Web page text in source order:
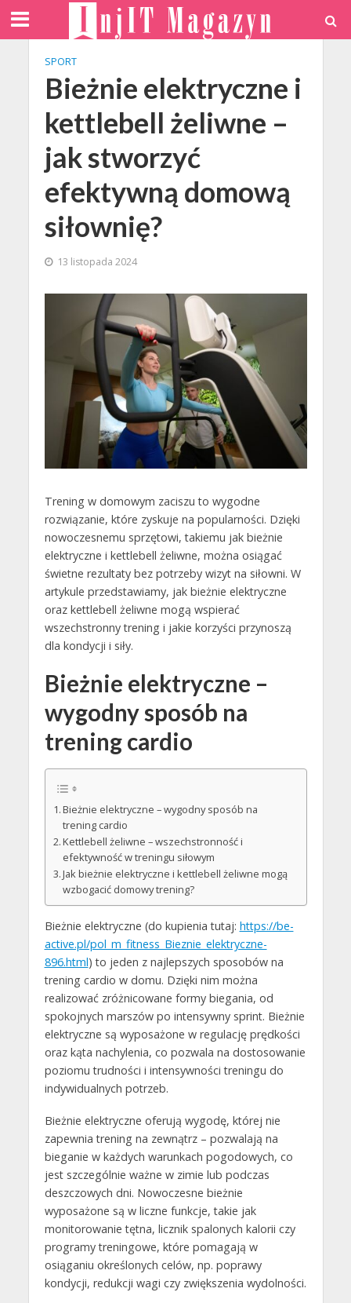
SPORT
Bieżnie elektryczne i
kettlebell żeliwne –
jak stworzyć
efektywną domową
siłownię?
13 listopada 2024
Trening w domowym zaciszu to wygodne
rozwiązanie, które zyskuje na popularności. Dzięki
nowoczesnemu sprzętowi, takiemu jak bieżnie
elektryczne i kettlebell żeliwne, można osiągać
świetne rezultaty bez potrzeby wizyt na siłowni. W
artykule przedstawiamy, jak bieżnie elektryczne
oraz kettlebell żeliwne mogą wspierać
wszechstronny trening i jakie korzyści przynoszą
dla kondycji i siły.
Bieżnie elektryczne –
wygodny sposób na
trening cardio
Bieżnie elektryczne – wygodny sposób na
trening cardio
Kettlebell żeliwne – wszechstronność i
efektywność w treningu siłowym
Jak bieżnie elektryczne i kettlebell żeliwne mogą
wzbogacić domowy trening?
Bieżnie elektryczne (do kupienia tutaj: https://be-
active.pl/pol_m_fitness_Bieznie_elektryczne-
896.html) to jeden z najlepszych sposobów na
trening cardio w domu. Dzięki nim można
realizować zróżnicowane formy biegania, od
spokojnych marszów po intensywny sprint. Bieżnie
elektryczne są wyposażone w regulację prędkości
oraz kąta nachylenia, co pozwala na dostosowanie
poziomu trudności i intensywności treningu do
indywidualnych potrzeb.
Bieżnie elektryczne oferują wygodę, której nie
zapewnia trening na zewnątrz – pozwalają na
bieganie w każdych warunkach pogodowych, co
jest szczególnie ważne w zimie lub podczas
deszczowych dni. Nowoczesne bieżnie
wyposażone są w liczne funkcje, takie jak
monitorowanie tętna, licznik spalonych kalorii czy
programy treningowe, które pomagają w
osiąganiu określonych celów, np. poprawy
kondycji, redukcji wagi czy zwiększenia wydolności.